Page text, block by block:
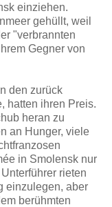
einziehen.
gehüllt, weil
"verbrannten
Gegner von
den zurück
hatten ihren Preis.
heran zu
an Hunger, viele
in Smolensk nur
rieten
einzulegen, aber
berühmten